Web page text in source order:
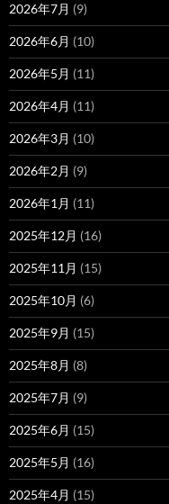
2026年7月 (9)
2026年6月 (10)
2026年5月 (11)
2026年4月 (11)
2026年3月 (10)
2026年2月 (9)
2026年1月 (11)
2025年12月 (16)
2025年11月 (15)
2025年10月 (6)
2025年9月 (15)
2025年8月 (8)
2025年7月 (9)
2025年6月 (15)
2025年5月 (16)
2025年4月 (15)